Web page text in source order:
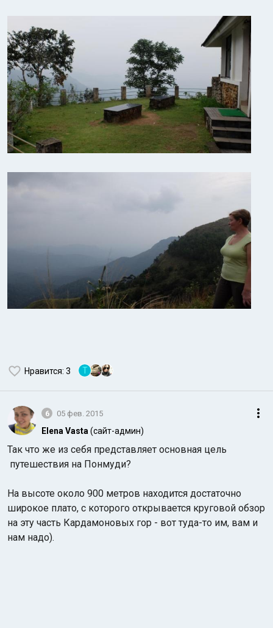
Нравится: 3 Т
6 05 фев. 2015
Elena Vasta (сайт-админ)
Так что же из себя представляет основная цель
путешествия на Понмуди?
На высоте около 900 метров находится достаточно
широкое плато, с которого открывается круговой обзор
на эту часть Кардамоновых гор - вот туда-то им, вам и
нам надо).